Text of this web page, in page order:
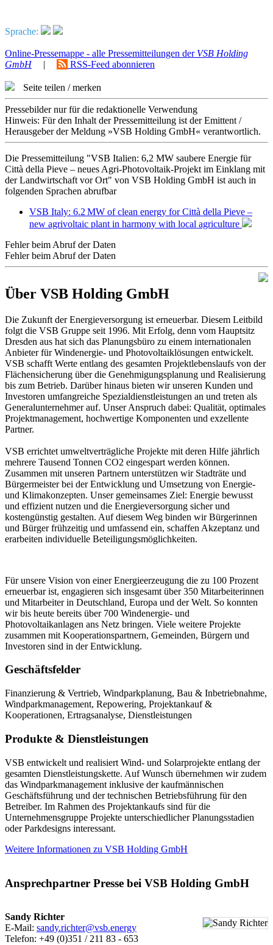
Sprache:
Online-Pressemappe - alle Pressemitteilungen der VSB Holding
GmbH
| RSS-Feed abonnieren
Seite teilen / merken
Pressebilder nur für die redaktionelle Verwendung
Hinweis: Für den Inhalt der Pressemitteilung ist der Emittent /
Herausgeber der Meldung »VSB Holding GmbH« verantwortlich.
Die Pressemitteilung "VSB Italien: 6,2 MW saubere Energie für
Città della Pieve – neues Agri-Photovoltaik-Projekt im Einklang mit
der Landwirtschaft vor Ort" von VSB Holding GmbH ist auch in
folgenden Sprachen abrufbar
VSB Italy: 6.2 MW of clean energy for Città della Pieve –
new agrivoltaic plant in harmony with local agriculture
Fehler beim Abruf der Daten
Fehler beim Abruf der Daten
Über VSB Holding GmbH
Die Zukunft der Energieversorgung ist erneuerbar. Diesem Leitbild
folgt die VSB Gruppe seit 1996. Mit Erfolg, denn vom Hauptsitz
Dresden aus hat sich das Planungsbüro zu einem internationalen
Anbieter für Windenergie- und Photovoltaiklösungen entwickelt.
VSB schafft Werte entlang des gesamten Projektlebenslaufs von der
Flächensicherung über die Genehmigungsplanung und Realisierung
bis zum Betrieb. Darüber hinaus bieten wir unseren Kunden und
Investoren umfangreiche Spezialdienstleistungen an und treten als
Generalunternehmer auf. Unser Anspruch dabei: Qualität, optimales
Projektmanagement, hochwertige Komponenten und exzellente
Partner.
VSB errichtet umweltverträgliche Projekte mit deren Hilfe jährlich
mehrere Tausend Tonnen CO2 eingespart werden können.
Zusammen mit unseren Partnern unterstützen wir Stadträte und
Bürgermeister bei der Entwicklung und Umsetzung von Energie-
und Klimakonzepten. Unser gemeinsames Ziel: Energie bewusst
und effizient nutzen und die Energieversorgung sicher und
kostengünstig gestalten. Auf diesem Weg binden wir Bürgerinnen
und Bürger frühzeitig und umfassend ein, schaffen Akzeptanz und
erarbeiten individuelle Beteiligungsmöglichkeiten.
Für unsere Vision von einer Energieerzeugung die zu 100 Prozent
erneuerbar ist, engagieren sich insgesamt über 350 Mitarbeiterinnen
und Mitarbeiter in Deutschland, Europa und der Welt. So konnten
wir bis heute bereits über 700 Windenergie- und
Photovoltaikanlagen ans Netz bringen. Viele weitere Projekte
zusammen mit Kooperationspartnern, Gemeinden, Bürgern und
Investoren sind in der Entwicklung.
Geschäftsfelder
Finanzierung & Vertrieb, Windparkplanung, Bau & Inbetriebnahme,
Windparkmanagement, Repowering, Projektankauf &
Kooperationen, Ertragsanalyse, Dienstleistungen
Produkte & Dienstleistungen
VSB entwickelt und realisiert Wind- und Solarprojekte entlang der
gesamten Dienstleistungskette. Auf Wunsch übernehmen wir zudem
das Windparkmanagement inklusive der kaufmännischen
Geschäftsführung und der technischen Betriebsführung für den
Betreiber. Im Rahmen des Projektankaufs sind für die
Unternehmensgruppe Projekte unterschiedlicher Planungsstadien
oder Parkdesigns interessant.
Weitere Informationen zu VSB Holding GmbH
Ansprechpartner Presse bei VSB Holding GmbH
Sandy Richter
E-Mail: sandy.richter@vsb.energy
Telefon: +49 (0)351 / 211 83 - 653